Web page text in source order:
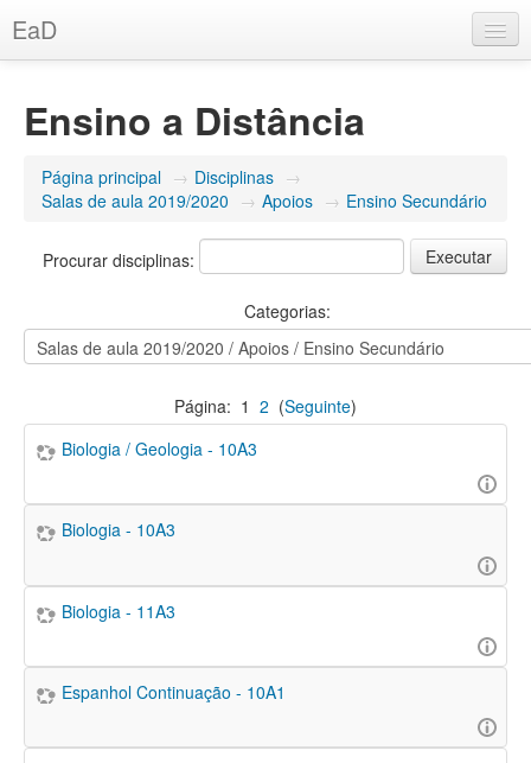
EaD
Utilizador não identificado. (Entrar)
Ensino a Distância
Página principal → Disciplinas →
Salas de aula 2019/2020 → Apoios → Ensino Secundário
Procurar disciplinas:
Categorias:
Página: 1 2 (Seguinte)
Biologia / Geologia - 10A3
Biologia - 10A3
Biologia - 11A3
Espanhol Continuação - 10A1